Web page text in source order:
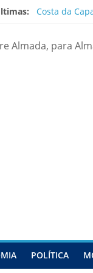
Costa da
Laranjeiro |
Ponte 25 de
Almada, para
POLÍTICA